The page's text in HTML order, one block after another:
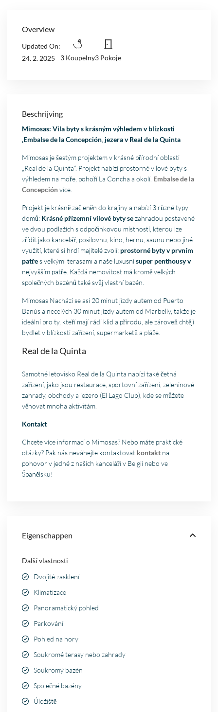
Overview
Updated On:
24. 2. 2025
3 Koupelny3 Pokoje
Beschrijving
Mimosas: Vila byty s krásným výhledem v blízkosti
‚Embalse de la Concepción jezera v Real de la Quinta
Mimosas je šestým projektem v krásné přírodní oblasti
„Real de la Quinta“. Projekt nabízí prostorné vilové byty s
výhledem na moře, pohoří La Concha a okolí. Embalse de la
Concepciónvíce.
Projekt je krásně začleněn do krajiny a nabízí 3 různé typy
domů: Krásné přízemní vilové byty sezahradou postavené
ve dvou podlažích s odpočinkovou místností, kterou lze
zřídit jako kancelář, posilovnu, kino, hernu, saunu nebo jiné
využití, které si hrdí majitelé zvolí; prostorné byty v prvním
patřes velkými terasami a naše luxusnísuper penthousy v
nejvyšším patře. Každá nemovitost má kromě velkých
společných bazénů také svůj vlastní bazén.
Mimosas Nachází se asi 20 minut jízdy autem od Puerto
Banús a necelých 30 minut jízdy autem od Marbelly, takže je
ideální pro ty, kteří mají rádi klid a přírodu, ale zároveň chtějí
bydlet v blízkosti zařízení, supermarketů a pláže.
Real de la Quinta
Samotné letovisko Real de la Quinta nabízí také četná
zařízení, jako jsou restaurace, sportovní zařízení, zeleninové
zahrady, obchody a jezero (El Lago Club), kde se můžete
věnovat mnoha aktivitám.
Kontakt
Chcete více informací o Mimosas? Nebo máte praktické
otázky? Pak nás neváhejte kontaktovat kontakt na
pohovor v jedné z našich kanceláří v Belgii nebo ve
Španělsku!
Eigenschappen
Další vlastnosti
Dvojité zasklení
Klimatizace
Panoramatický pohled
Parkování
Pohled na hory
Soukromé terasy nebo zahrady
Soukromý bazén
Společné bazény
Úložiště